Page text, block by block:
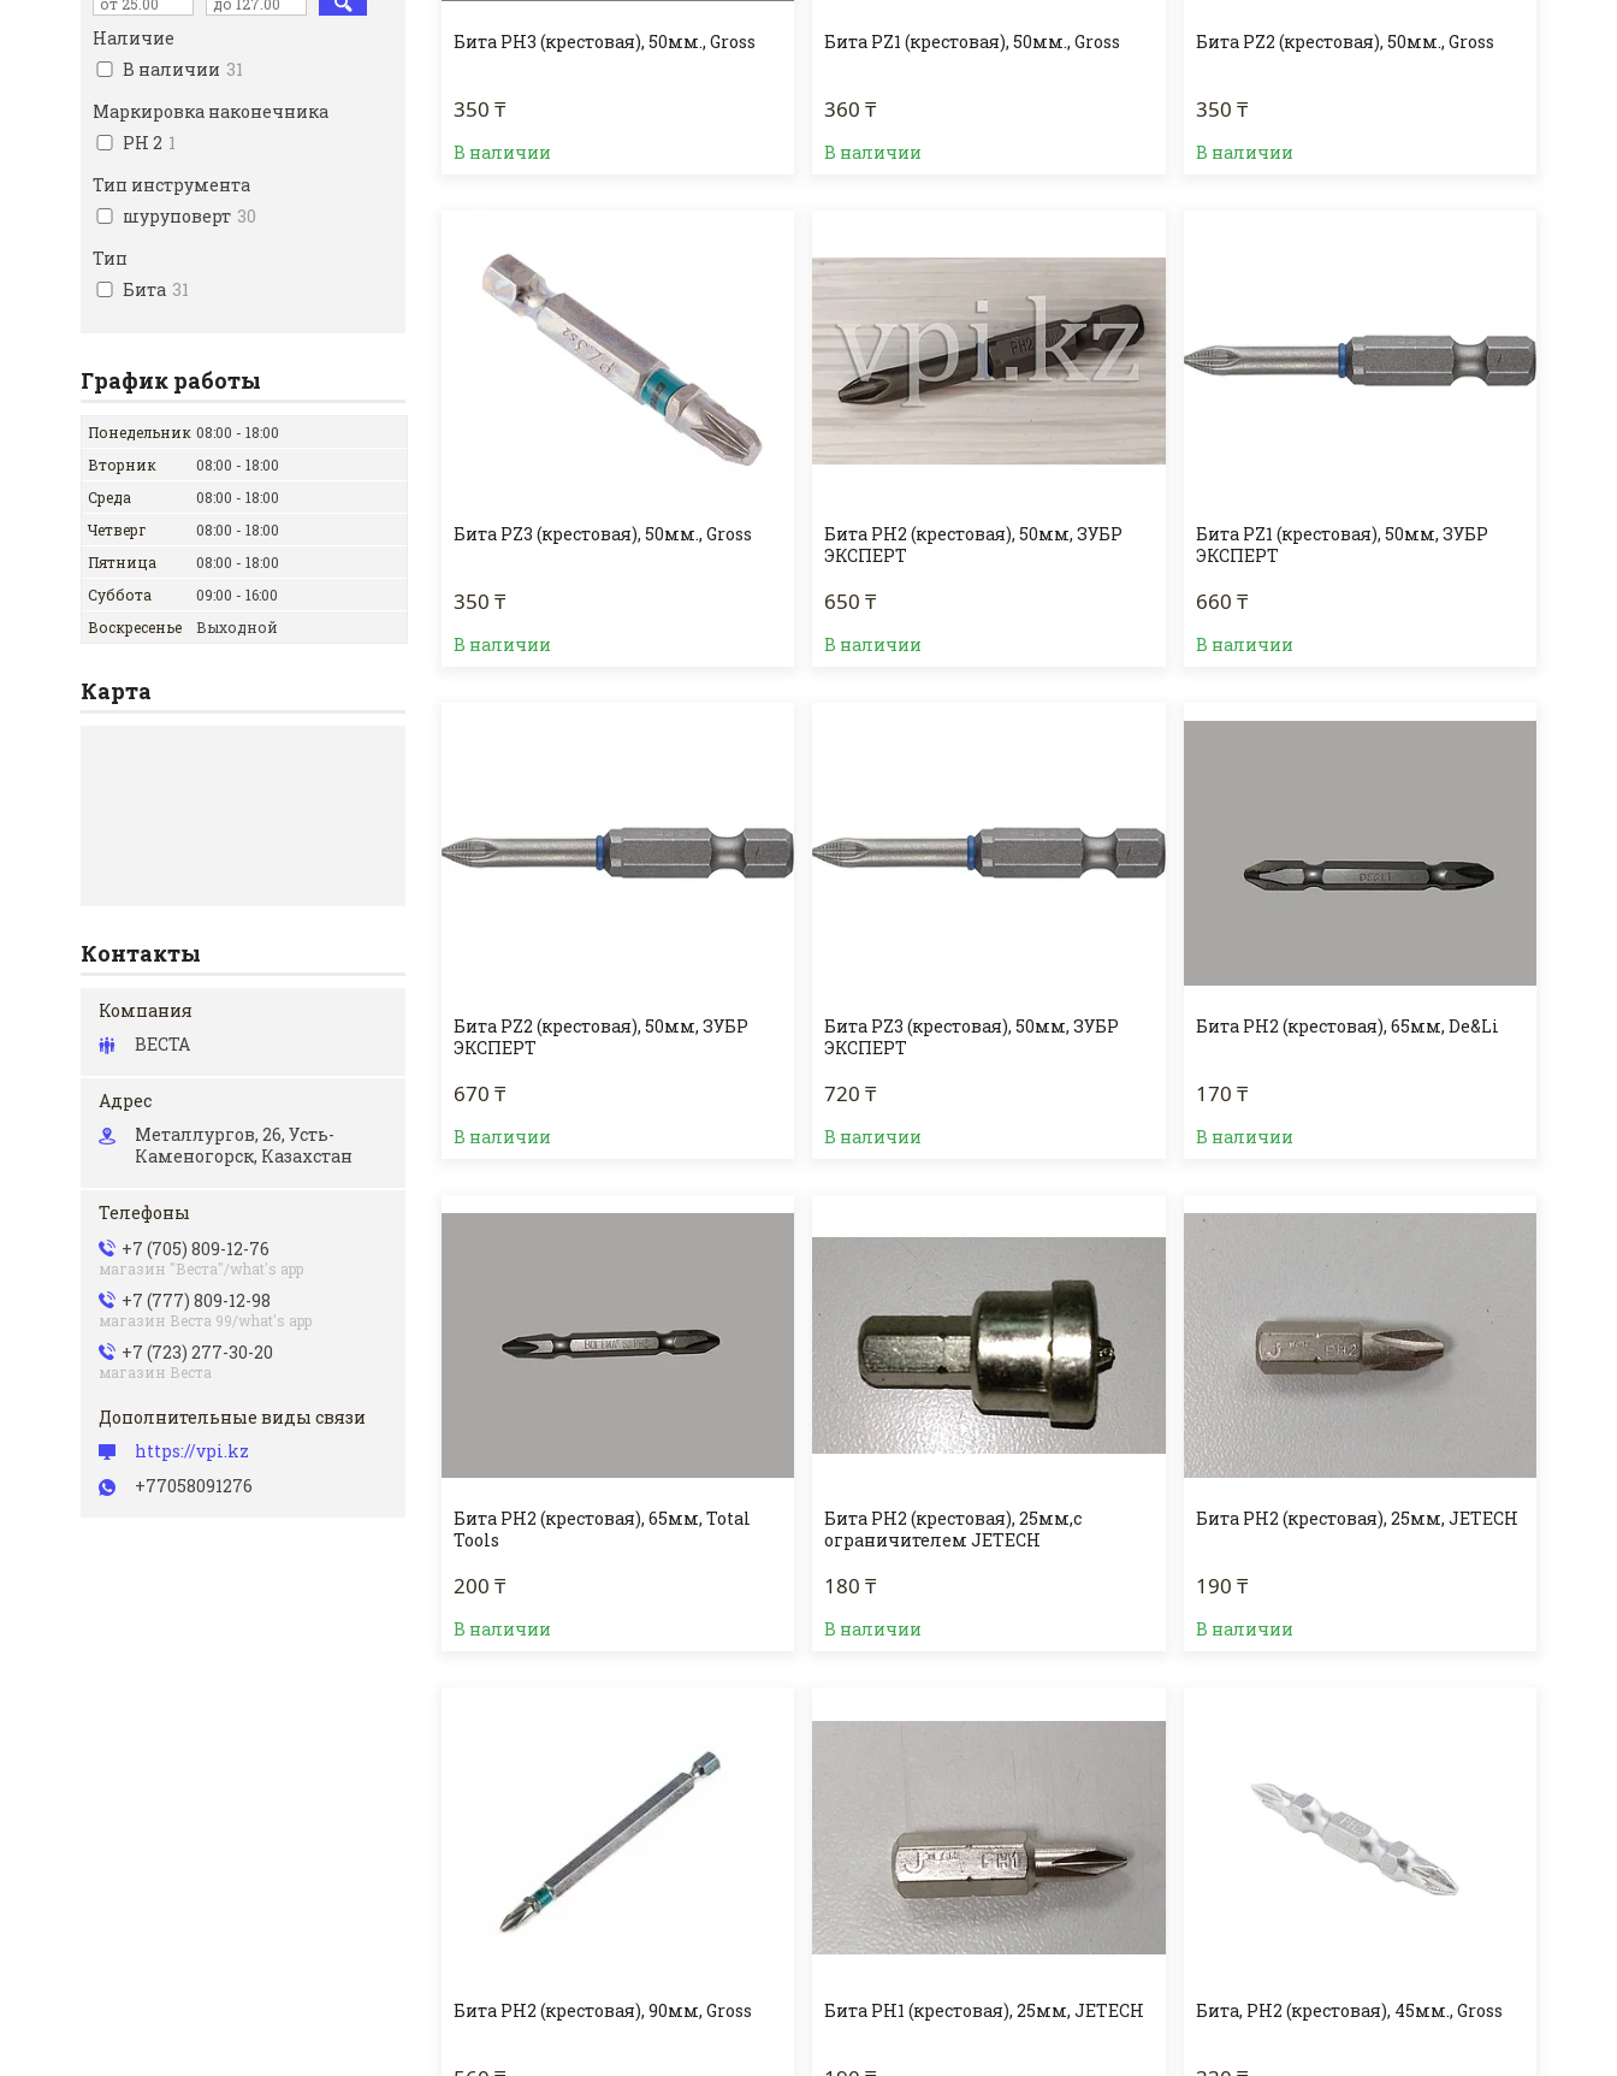
Бита PH3 (крестовая), 50мм., Gross
350 ₸
В наличии
Бита PZ1 (крестовая), 50мм., Gross
360 ₸
В наличии
Бита PZ2 (крестовая), 50мм., Gross
350 ₸
В наличии
Бита PZ3 (крестовая), 50мм., Gross
350 ₸
В наличии
Бита PH2 (крестовая), 50мм, ЗУБР
ЭКСПЕРТ
650 ₸
В наличии
Бита PZ1 (крестовая), 50мм, ЗУБР
ЭКСПЕРТ
660 ₸
В наличии
Бита PZ2 (крестовая), 50мм, ЗУБР
ЭКСПЕРТ
670 ₸
В наличии
Бита PZ3 (крестовая), 50мм, ЗУБР
ЭКСПЕРТ
720 ₸
В наличии
Бита PH2 (крестовая), 65мм, De&Li
170 ₸
В наличии
Бита PH2 (крестовая), 65мм, Total
Tools
200 ₸
В наличии
Бита PH2 (крестовая), 25мм,с
ограничителем JETECH
180 ₸
В наличии
Бита PH2 (крестовая), 25мм, JETECH
190 ₸
В наличии
Бита PH2 (крестовая), 90мм, Gross Бита PH1 (крестовая), 25мм, JETECH Бита, PH2 (крестовая), 45мм., Gross
Наличие
В наличии 31
Маркировка наконечника
PH 2 1
Тип инструмента
шуруповерт 30
Тип
Бита 31
График работы
Понедельник 08:00
18:00
Вторник
08:00
18:00
Среда
08:00
18:00
Четверг
08:00
18:00
Пятница
08:00
18:00
Суббота
09:00
16:00
Воскресенье
Выходной
Карта
Контакты
ВЕСТА
Металлургов, 26, Усть-
Каменогорск, Казахстан
+7 (705) 809-12-76
магазин "Веста"/what's app
+7 (777) 809-12-98
магазин Веста 99/what's app
+7 (723) 277-30-20
магазин Веста
https://vpi.kz
+77058091276